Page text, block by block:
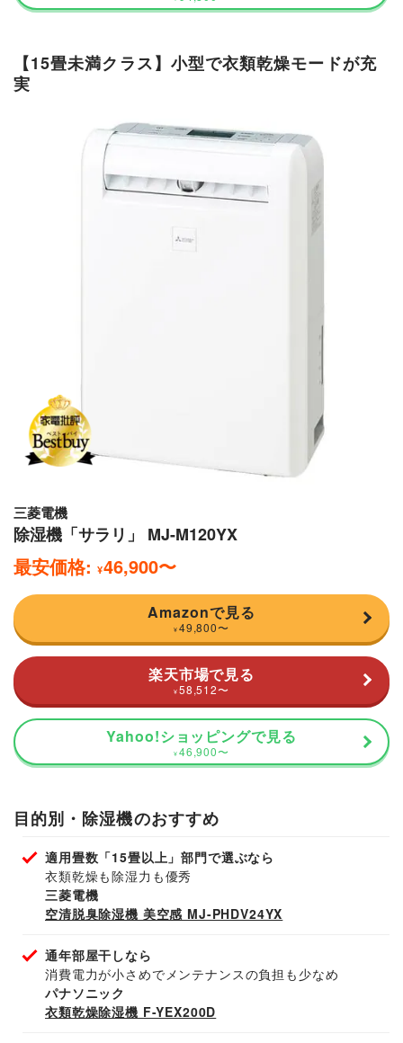
【15畳未満クラス】小型で衣類乾燥モードが充
実
三菱電機
除湿機「サラリ」 MJ-M120YX
最安価格: ¥46,900〜
Amazonで見る
¥ 49,800〜
楽天市場で見る
¥ 58,512〜
Yahoo!ショッピングで見る
¥ 46,900〜
目的別・除湿機のおすすめ
適用畳数「15畳以上」部門で選ぶなら
衣類乾燥も除湿力も優秀
三菱電機
空清脱臭除湿機 美空感 MJ-PHDV24YX
通年部屋干しなら
消費電力が小さめでメンテナンスの負担も少なめ
パナソニック
衣類乾燥除湿機 F-YEX200D